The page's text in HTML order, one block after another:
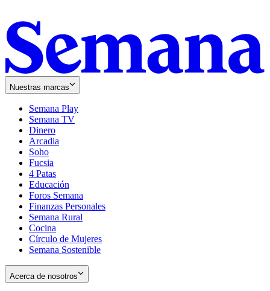
Nuestras marcas
Semana Play
Semana TV
Dinero
Arcadia
Soho
in
new
window
Fucsia
in
new
window
4 Patas
Educación
Foros Semana
Finanzas Personales
Semana Rural
Cocina
Círculo de Mujeres
Semana Sostenible
Acerca de nosotros